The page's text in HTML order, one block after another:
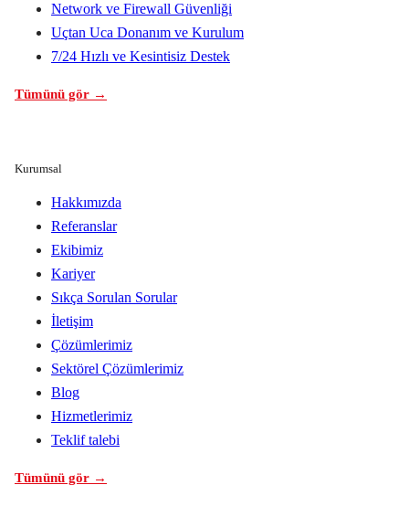
Network ve Firewall Güvenliği
Uçtan Uca Donanım ve Kurulum
7/24 Hızlı ve Kesintisiz Destek
Tümünü gör →
Kurumsal
Hakkımızda
Referanslar
Ekibimiz
Kariyer
Sıkça Sorulan Sorular
İletişim
Çözümlerimiz
Sektörel Çözümlerimiz
Blog
Hizmetlerimiz
Teklif talebi
Tümünü gör →